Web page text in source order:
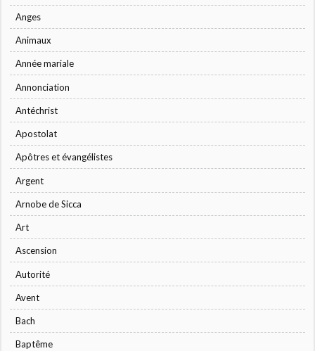
Anges
Animaux
Année mariale
Annonciation
Antéchrist
Apostolat
Apôtres et évangélistes
Argent
Arnobe de Sicca
Art
Ascension
Autorité
Avent
Bach
Baptême